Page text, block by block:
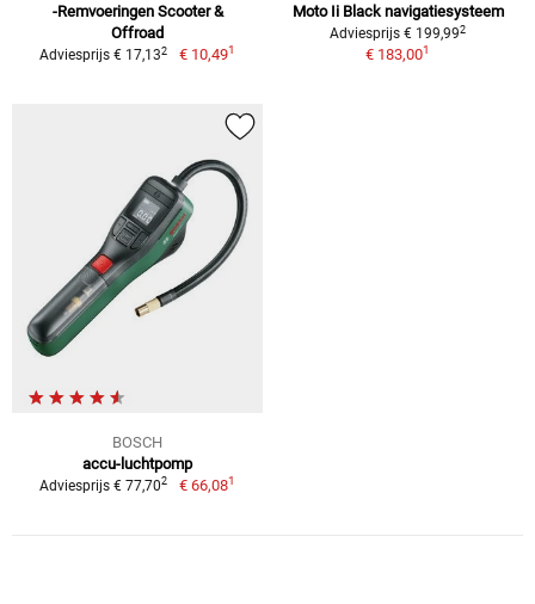
-Remvoeringen Scooter &
Offroad
Adviesprijs € 17,132 € 10,491
Moto Ii Black navigatiesysteem
Adviesprijs € 199,992
€ 183,001
BOSCH
accu-luchtpomp
Adviesprijs € 77,702 € 66,081